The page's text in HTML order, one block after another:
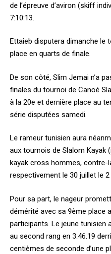
de l’épreuve d’aviron (skiff
7:10:13.
Ettaieb disputera dimanche le
place en quarts de finale.
De son côté, Slim Jemai n’a
finales du tournoi de Canoé
à la 20e et dernière place au
série disputées samedi.
Le rameur tunisien aura
aux tournois de Slalom Kayak
kayak cross hommes, contre-
respectivement le 30 juillet le 2
Pour sa part, le nageur
démérité avec sa 9ème place
participants. Le jeune tunisien
au second rang en 3:46.19
centièmes de seconde d’une